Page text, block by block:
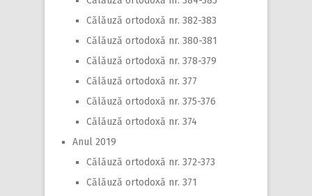
Călăuză ortodoxă nr. 382-383
Călăuză ortodoxă nr. 380-381
Călăuză ortodoxă nr. 378-379
Călăuză ortodoxă nr. 377
Călăuză ortodoxă nr. 375-376
Călăuză ortodoxă nr. 374
Anul 2019
Călăuză ortodoxă nr. 372-373
Călăuză ortodoxă nr. 371